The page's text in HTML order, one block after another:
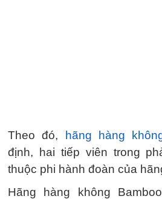
Theo đó, hãng hàng
định, hai tiếp viên trong
thuộc phi hành đoàn của
Hãng hàng không